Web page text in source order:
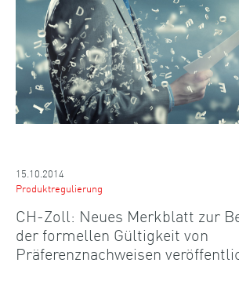
15.10.2014
Produktregulierung
CH-Zoll: Neues Merkblatt zur
der formellen Gültigkeit von
Präferenznachweisen